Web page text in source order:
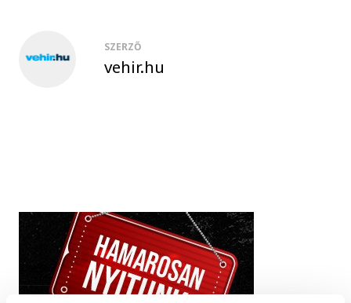
SZERZŐ
vehir.hu